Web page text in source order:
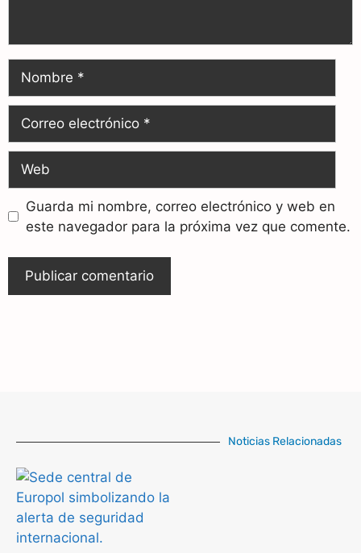
Guarda mi nombre, correo electrónico y web en
este navegador para la próxima vez que comente.
Noticias Relacionadas